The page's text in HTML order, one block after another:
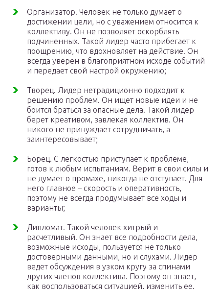
Организатор. Человек не только думает о
достижении цели, но с уважением относится к
коллективу. Он не позволяет оскорблять
подчиненных. Такой лидер часто прибегает к
поощрению, что вдохновляет на действие. Он
всегда уверен в благоприятном исходе событий
и передает свой настрой окружению;
Творец. Лидер нетрадиционно подходит к
решению проблем. Он ищет новые идеи и не
боится браться за опасные дела. Такой лидер
берет креативом, завлекая коллектив. Он
никого не принуждает сотрудничать, а
заинтересовывает;
Борец. С легкостью приступает к проблеме,
готов к любым испытаниям. Верит в свои силы и
не думает о промахе, никогда не отступает. Для
него главное – скорость и оперативность,
поэтому не всегда продумывает все ходы и
варианты;
Дипломат. Такой человек хитрый и
расчетливый. Он знает все подробности дела,
возможные исходы, пользуется не только
достоверными данными, но и слухами. Лидер
ведет обсуждения в узком кругу за спинами
других членов коллектива. Поэтому он знает,
как воспользоваться ситуацией, изменить ее.